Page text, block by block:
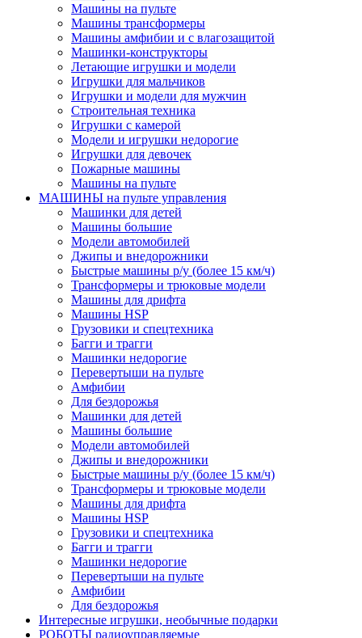
Машины на пульте
Машины трансформеры
Машины амфибии и с влагозащитой
Машинки-конструкторы
Летающие игрушки и модели
Игрушки для мальчиков
Игрушки и модели для мужчин
Строительная техника
Игрушки с камерой
Модели и игрушки недорогие
Игрушки для девочек
Пожарные машины
Машины на пульте
МАШИНЫ на пульте управления
Машинки для детей
Машины большие
Модели автомобилей
Джипы и внедорожники
Быстрые машины р/у (более 15 км/ч)
Трансформеры и трюковые модели
Машины для дрифта
Машины HSP
Грузовики и спецтехника
Багги и трагги
Машинки недорогие
Перевертыши на пульте
Амфибии
Для бездорожья
Машинки для детей
Машины большие
Модели автомобилей
Джипы и внедорожники
Быстрые машины р/у (более 15 км/ч)
Трансформеры и трюковые модели
Машины для дрифта
Машины HSP
Грузовики и спецтехника
Багги и трагги
Машинки недорогие
Перевертыши на пульте
Амфибии
Для бездорожья
Интересные игрушки, необычные подарки
РОБОТЫ радиоуправляемые